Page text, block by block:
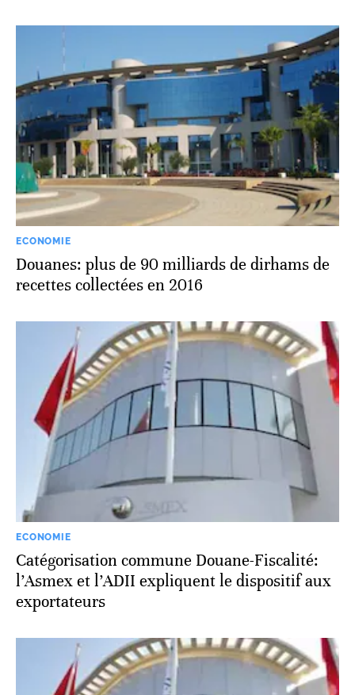
ECONOMIE
Douanes: plus de 90 milliards de dirhams de
recettes collectées en 2016
ECONOMIE
Catégorisation commune Douane-Fiscalité:
l’Asmex et l’ADII expliquent le dispositif aux
exportateurs